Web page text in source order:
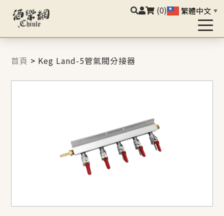
(0) 繁體中文 ▼
首頁 > Keg Land-5管氣閥分接器